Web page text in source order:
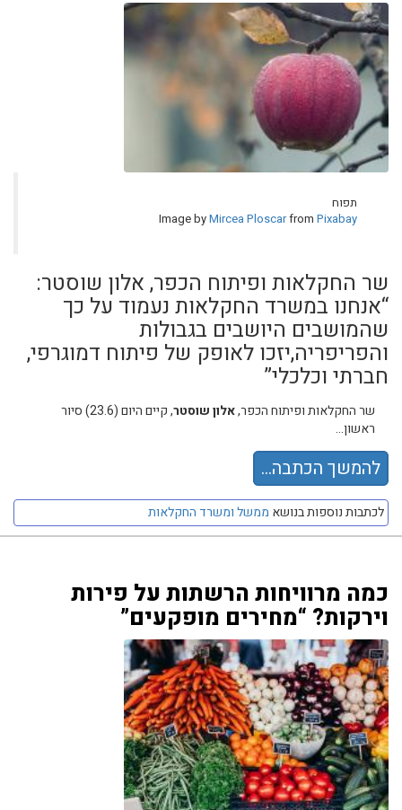
תפוח
Image byMircea Ploscarfrom Pixabay
שר החקלאות ופיתוח הכפר, אלון שוסטר:
“אנחנו במשרד החקלאות נעמוד על כך
שהמושבים היושבים בגבולות
והפריפריה,יזכו לאופק של פיתוח דמוגרפי,
חברתי וכלכלי”
שר החקלאות ופיתוח הכפר,אלון שוסטר
, קיים היום (23.6) סיור
ראשון...
להמשך הכתבה...
לכתבות נוספות בנושא ממשל ומשרד החקלאות
כמה מרוויחות הרשתות על פירות
וירקות? “מחירים מופקעים”